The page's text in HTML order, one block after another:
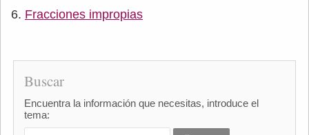
Fracciones impropias
Buscar
Encuentra la información que necesitas, introduce el
tema: